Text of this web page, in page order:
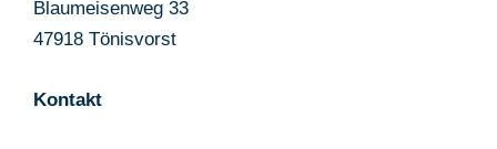
Blaumeisenweg 33
47918 Tönisvorst
Kontakt